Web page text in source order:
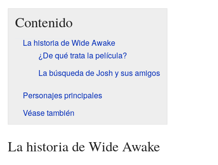
Contenido
La historia de Wide Awake
¿De qué trata la película?
La búsqueda de Josh y sus amigos
Personajes principales
Véase también
La historia de Wide Awake